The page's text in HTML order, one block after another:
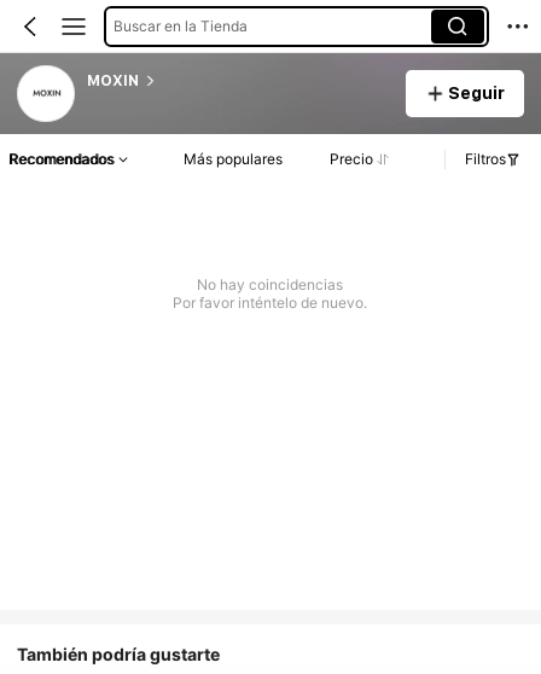
Buscar en la Tienda
MOXIN
Seguir
Recomendados Más populares Precio Filtros
No hay coincidencias
Por favor inténtelo de nuevo.
También podría gustarte